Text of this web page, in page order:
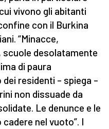
vivono gli abitanti
con il Burkina
“Minacce,
desolatamente
di paura
residenti – spiega –
non dissuade da
Le denunce e le
nel vuoto”. I